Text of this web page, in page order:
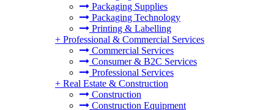
Packaging Supplies
Packaging Technology
Printing & Labelling
+ Professional & Commercial Services
Commercial Services
Consumer & B2C Services
Professional Services
+ Real Estate & Construction
Construction
Construction Equipment